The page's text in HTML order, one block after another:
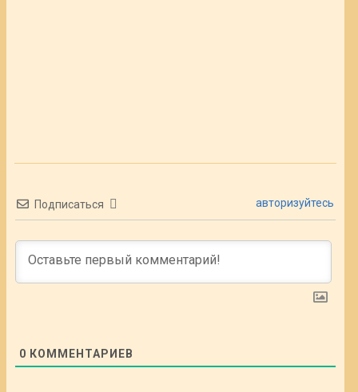
Подписаться авторизуйтесь
0 КОММЕНТАРИЕВ